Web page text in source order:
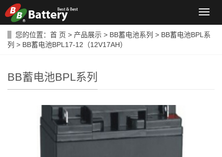
导
菜
您的位置： 首 页 > 产品展示 > BB蓄电池系列 > BB蓄电池BPL系
列 > BB蓄电池BPL17-12（12V17AH）
BB蓄电池BPL系列